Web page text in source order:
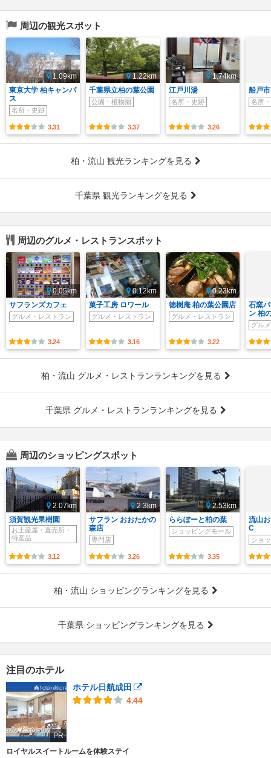
周辺の観光スポット
1.09km
東京大学 柏キャンパ
ス
名所・史跡
3.31
1.22km
千葉県立柏の葉公園
公園・植物園
3.37
1.74km
江戸川湯
名所・史跡
3.26
船戸
名所
柏・流山 観光ランキングを見る
千葉県 観光ランキングを見る
周辺のグルメ・レストランスポット
0.05km
サフランズカフェ
グルメ・レストラン
3.24
0.12km
菓子工房 ロワール
グルメ・レストラン
3.16
0.23km
徳樹庵 柏の葉公園店
グルメ・レストラン
3.22
石窯
ン 柏
グル
柏・流山 グルメ・レストランランキングを見る
千葉県 グルメ・レストランランキングを見る
周辺のショッピングスポット
2.07km
須賀観光果樹園
お土産屋・直売所・
特産品
3.12
2.3km
サフラン おおたかの
森店
専門店
3.26
2.53km
ららぽーと柏の葉
ショッピングモール
3.35
流山
C
ショ
柏・流山 ショッピングランキングを見る
千葉県 ショッピングランキングを見る
注目のホテル
PR
ホテル日航成田
4.44
ロイヤルスイートルームを体験ステイ